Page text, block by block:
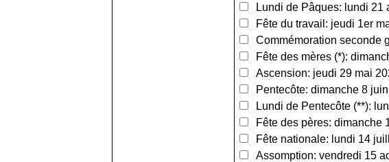
Lundi de Pâques: lundi 21
Fête du travail: jeudi 1er
Commémoration seconde
Fête des mères (*):
Ascension: jeudi 29 mai
Pentecôte: dimanche 8
Lundi de Pentecôte (**):
Fête des pères: dimanche
Fête nationale: lundi 14
Assomption: vendredi 15